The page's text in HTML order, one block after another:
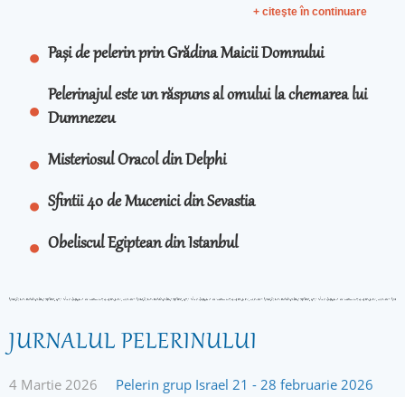
+ citeşte în continuare
Pași de pelerin prin Grădina Maicii Domnului
Pelerinajul este un răspuns al omului la chemarea lui
Dumnezeu
Misteriosul Oracol din Delphi
Sfintii 40 de Mucenici din Sevastia
Obeliscul Egiptean din Istanbul
JURNALUL PELERINULUI
4 Martie 2026 Pelerin grup Israel 21 - 28 februarie 2026